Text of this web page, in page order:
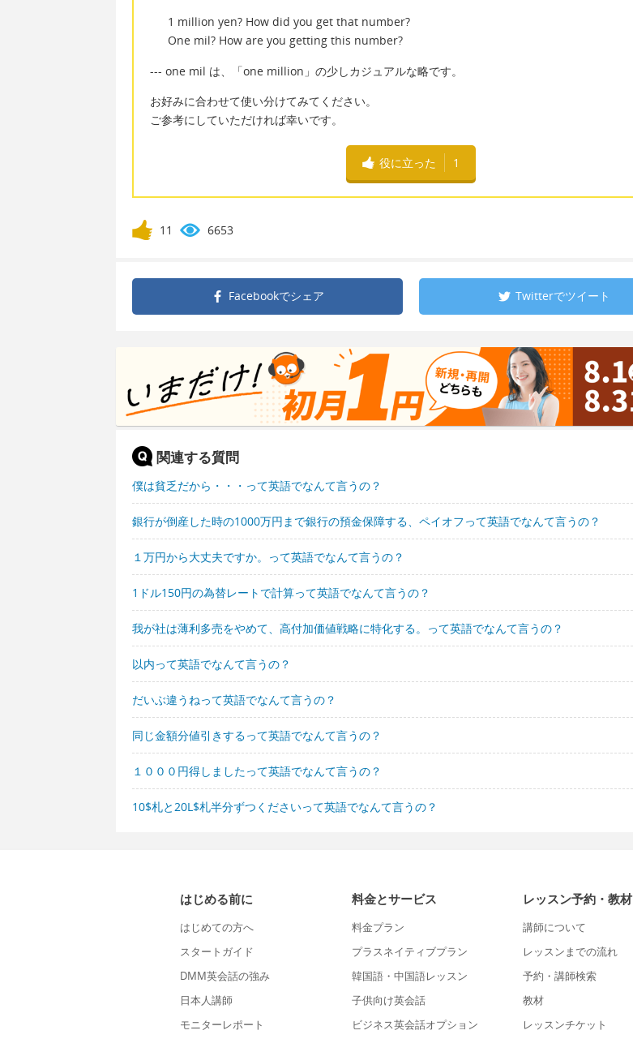
1 million yen? How did you get that number?
One mil? How are you getting this number?
--- one mil は、「one million」の少しカジュアルな略です。
お好みに合わせて使い分けてみてください。
ご参考にしていただければ幸いです。
役に立った 1
11 6653
Facebookでシェア Twitterでツイート
関連する質問
僕は貧乏だから・・・って英語でなんて言うの？
銀行が倒産した時の1000万円まで銀行の預金保障する、ペイオフって英語でなんて言うの？
１万円から大丈夫ですか。って英語でなんて言うの？
1ドル150円の為替レートで計算って英語でなんて言うの？
我が社は薄利多売をやめて、高付加価値戦略に特化する。って英語でなんて言うの？
以内って英語でなんて言うの？
だいぶ違うねって英語でなんて言うの？
同じ金額分値引きするって英語でなんて言うの？
１０００円得しましたって英語でなんて言うの？
10$札と20L$札半分ずつくださいって英語でなんて言うの？
はじめる前に
はじめての方へ
スタートガイド
DMM英会話の強み
日本人講師
モニターレポート
料金とサービス
料金プラン
プラスネイティブプラン
韓国語・中国語レッスン
子供向け英会話
ビジネス英会話オプション
レッスン予約・教材
講師について
レッスンまでの流れ
予約・講師検索
教材
レッスンチケット